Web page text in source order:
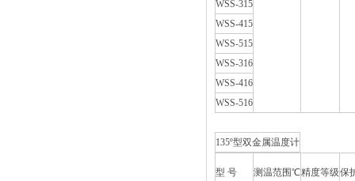
WSS-315
WSS-415
WSS-515
WSS-316
WSS-416
WSS-516
135º型双金属温度计
型 号 测温范围℃精度等级保